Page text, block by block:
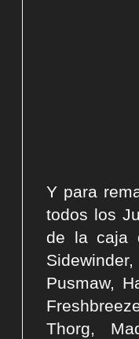
Y para
todos los
de la caja
Pusmaw,
Thorg,